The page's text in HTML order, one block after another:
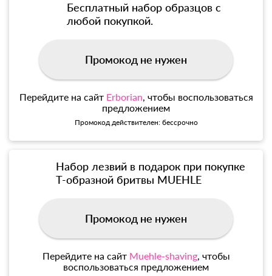
Бесплатный набор образцов с
любой покупкой.
Промокод не нужен
Перейдите на сайт Erborian, чтобы воспользоваться
предложением
Промокод действителен: бессрочно
Набор лезвий в подарок при покупке
Т-образной бритвы MUEHLE
Промокод не нужен
Перейдите на сайт Muehle-shaving, чтобы
воспользоваться предложением